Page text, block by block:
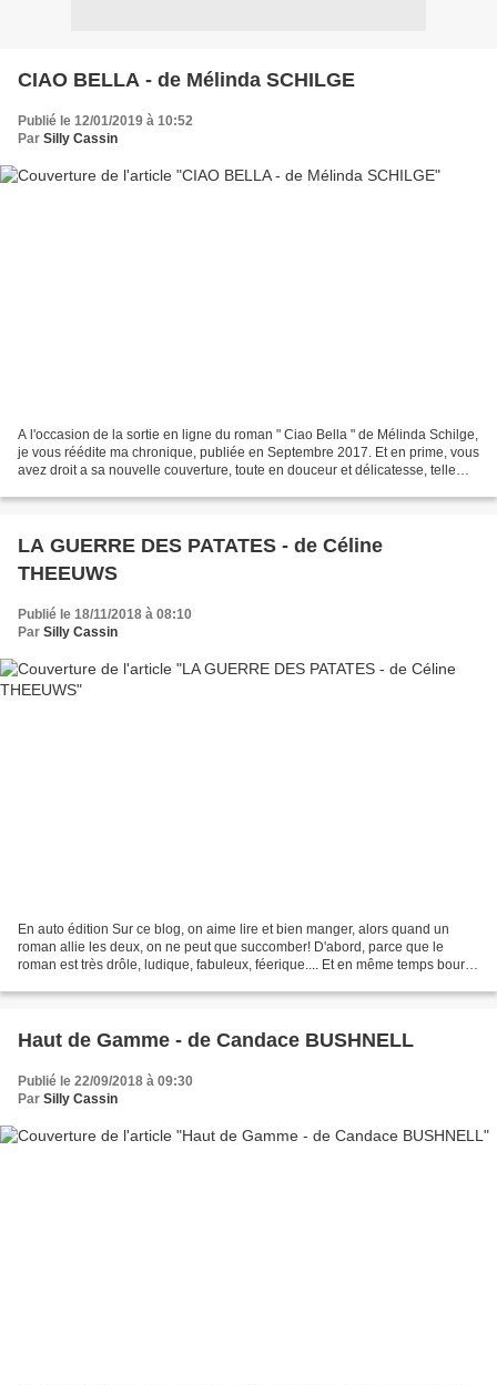
CIAO BELLA - de Mélinda SCHILGE
Publié le 12/01/2019 à 10:52
Par Silly Cassin
A l'occasion de la sortie en ligne du roman " Ciao Bella " de Mélinda Schilge,
je vous réédite ma chronique, publiée en Septembre 2017. Et en prime, vous
avez droit a sa nouvelle couverture, toute en douceur et délicatesse, telle
LA GUERRE DES PATATES - de Céline
THEEUWS
Publié le 18/11/2018 à 08:10
Par Silly Cassin
En auto édition Sur ce blog, on aime lire et bien manger, alors quand un
roman allie les deux, on ne peut que succomber! D'abord, parce que le
roman est très drôle, ludique, fabuleux, féerique.... Et en même temps bourré
Haut de Gamme - de Candace BUSHNELL
Publié le 22/09/2018 à 09:30
Par Silly Cassin